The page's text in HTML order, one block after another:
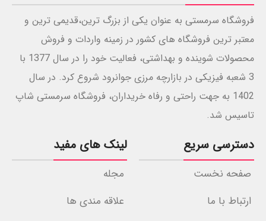
فروشگاه سرمستی به عنوان یکی از بزرگ ترین،قدیمی ترین و
معتبر ترین فروشگاه های کشور در زمینه واردات و فروش
محصولات شوینده و بهداشتی، فعالیت خود را در سال 1377 با
3 شعبه فیزیکی در بازارچه مرزی جوانرود شروع کرد. در سال
1402 به جهت راحتی و رفاه خریداران، فروشگاه سرمستی شاپ
تاسیس شد.
دسترسی سریع
صفحه نخست
ارتباط با ما
لینک های مفید
مجله
علاقه مندی ها